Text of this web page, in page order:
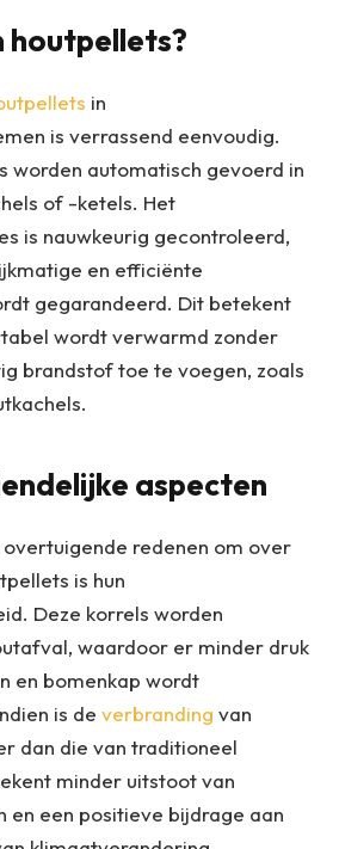
houtpellets?
in
is verrassend eenvoudig.
worden automatisch gevoerd in
of -ketels. Het
is nauwkeurig gecontroleerd,
en efficiënte
gegarandeerd. Dit betekent
wordt verwarmd zonder
brandstof toe te voegen, zoals
aspecten
overtuigende redenen om over
is hun
Deze korrels worden
waardoor er minder druk
en bomenkap wordt
is de verbranding van
dan die van traditioneel
minder uitstoot van
en een positieve bijdrage aan